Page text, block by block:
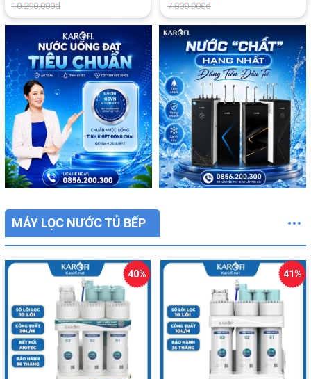
10.290.000₫
7.800.000₫
MÁY LỌC NƯỚC TỦ BẾP